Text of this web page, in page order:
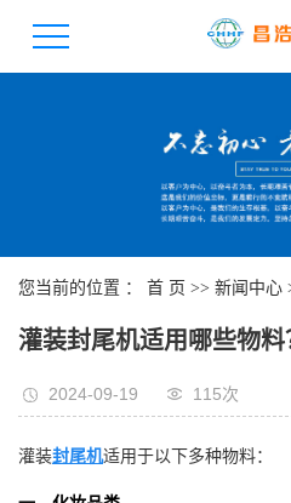
您当前的位置 ： 首 页 >> 新闻中心
灌装封尾机适用哪些物料
2024-09-19 115次
灌装封尾机适用于以下多种物料：